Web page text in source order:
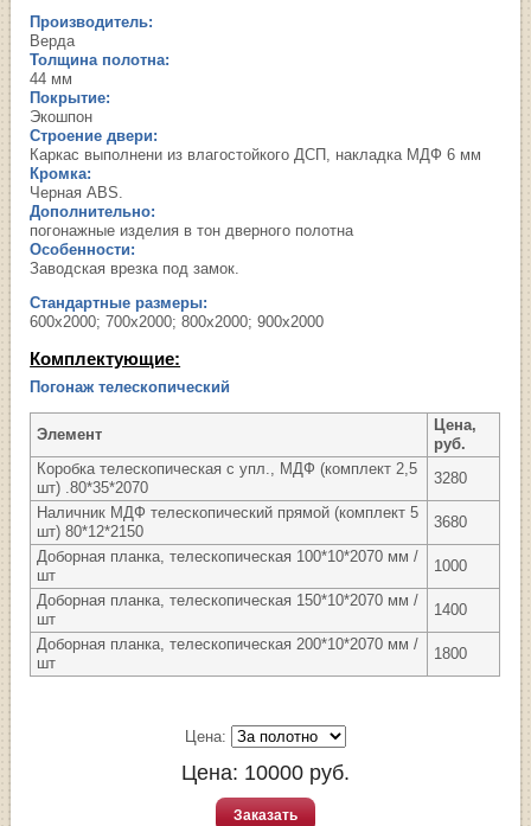
Производитель:
Верда
Толщина полотна:
44 мм
Покрытие:
Экошпон
Строение двери:
Каркас выполнени из влагостойкого ДСП, накладка МДФ 6 мм
Кромка:
Черная ABS.
Дополнительно:
погонажные изделия в тон дверного полотна
Особенности:
Заводская врезка под замок.
Стандартные размеры:
600х2000; 700х2000; 800х2000; 900х2000
Комплектующие:
Погонаж телескопический
Элемент
Цена,
руб.
Коробка телескопическая с упл., МДФ (комплект 2,5
шт) .80*35*2070
3280
Наличник МДФ телескопический прямой (комплект 5
шт) 80*12*2150
3680
Доборная планка, телескопическая 100*10*2070 мм /
шт
1000
Доборная планка, телескопическая 150*10*2070 мм /
шт
1400
Доборная планка, телескопическая 200*10*2070 мм /
шт
1800
Цена:
Цена: 10000 руб.
Заказать